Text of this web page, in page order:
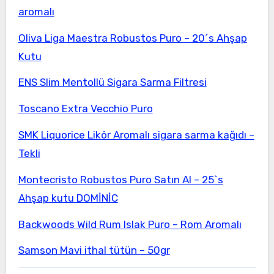
aromalı
Oliva Liga Maestra Robustos Puro – 20´s Ahşap
Kutu
ENS Slim Mentollü Sigara Sarma Filtresi
Toscano Extra Vecchio Puro
SMK Liquorice Likör Aromalı sigara sarma kağıdı –
Tekli
Montecristo Robustos Puro Satın Al – 25`s
Ahşap kutu DOMİNİC
Backwoods Wild Rum Islak Puro – Rom Aromalı
Samson Mavi ithal tütün – 50gr